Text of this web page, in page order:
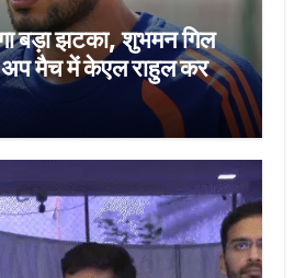
बड़ा झटका, शुभमन गिल
अप मैच में केएल राहुल कर